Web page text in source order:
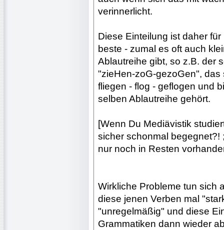
verinnerlicht.
Diese Einteilung ist daher
beste - zumal es oft auch
Ablautreihe gibt, so z.B. der
"zieHen-zoG-gezoGen",
fliegen - flog - geflogen und
selben Ablautreihe gehört.
[Wenn Du Mediävistik
sicher schonmal begegnet?!
nur noch in Resten
Wirkliche Probleme tun sich
diese jenen Verben mal
"unregelmäßig" und diese
Grammatiken dann wieder